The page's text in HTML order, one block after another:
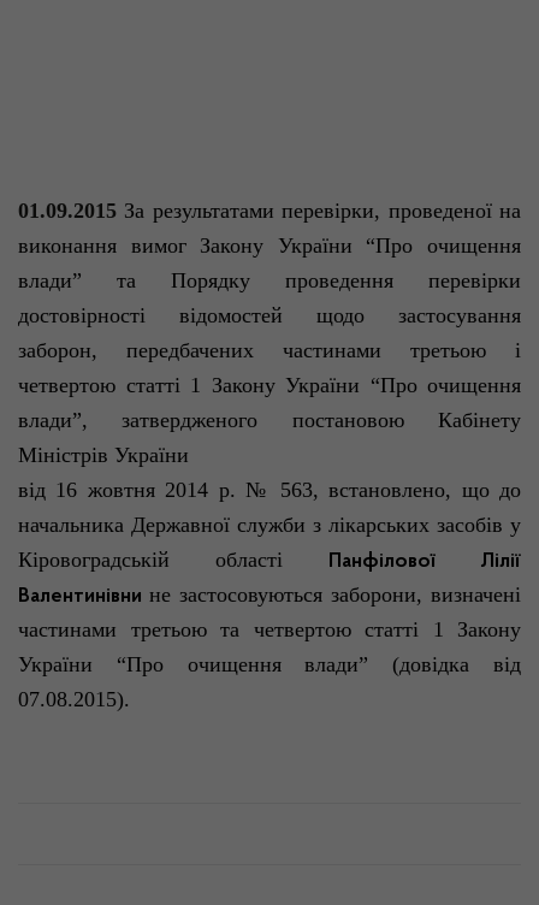
01.09.2015 За результатами перевірки, проведеної на
виконання вимог Закону України “Про очищення
влади” та Порядку проведення перевірки
достовірності відомостей щодо застосування
заборон, передбачених частинами третьою і
четвертою статті 1 Закону України “Про очищення
влади”, затвердженого постановою Кабінету
Міністрів України
від 16 жовтня 2014 р. № 563, встановлено, що до
начальника Державної служби з лікарських засобів у
Кіровоградській області
Панфілової Лілії
Валентинівни не застосовуються заборони, визначені
частинами третьою та четвертою статті 1 Закону
України “Про очищеннявлади” (довідка від
07.08.2015).